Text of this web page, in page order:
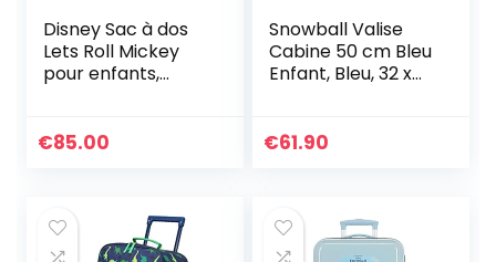
Disney Sac à dos
Lets Roll Mickey
pour enfants,
€85.00
Snowball Valise
Cabine 50 cm Bleu
Enfant, Bleu, 32 x
€61.90